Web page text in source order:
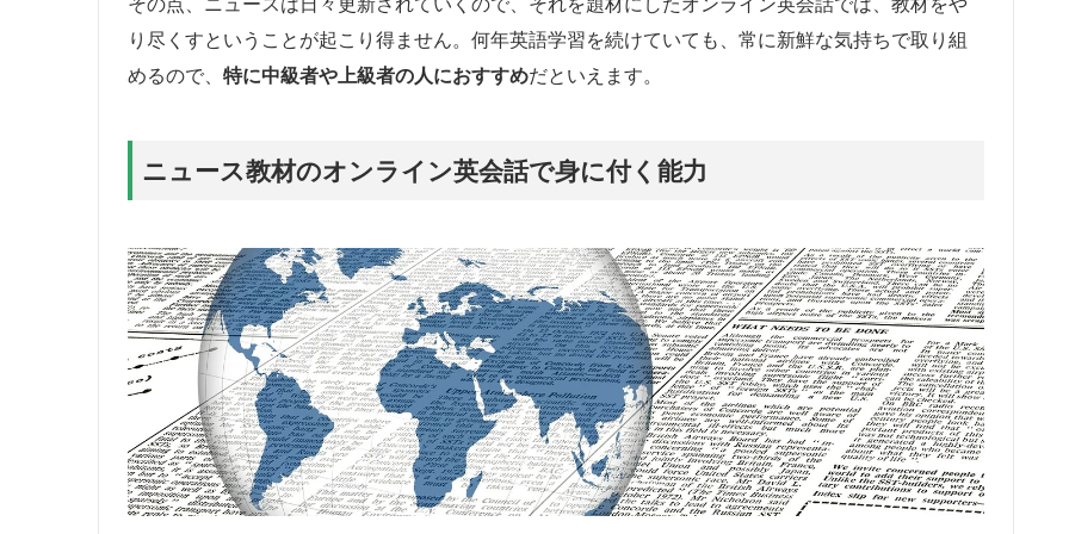
り尽くすということが起こり得ません。何年英語学習を続けていても、常に新鮮な気持ちで取り組
めるので、 特に中級者や上級者の人におすすめだといえます。
ニュース教材のオンライン英会話で身に付く能力